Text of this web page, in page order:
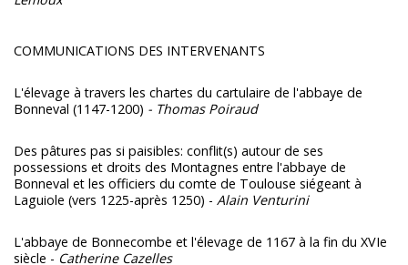
COMMUNICATIONS DES INTERVENANTS
L'élevage à travers les chartes du cartulaire de l'abbaye de
Bonneval (1147-1200) - Thomas Poiraud
Des pâtures pas si paisibles: conflit(s) autour de ses
possessions et droits des Montagnes entre l'abbaye de
Bonneval et les officiers du comte de Toulouse siégeant à
Laguiole (vers 1225-après 1250) - Alain Venturini
L'abbaye de Bonnecombe et l'élevage de 1167 à la fin du XVIe
siècle - Catherine Cazelles